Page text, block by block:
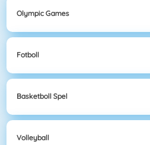
Olympic Games
Fotboll
Basketboll Spel
Volleyball